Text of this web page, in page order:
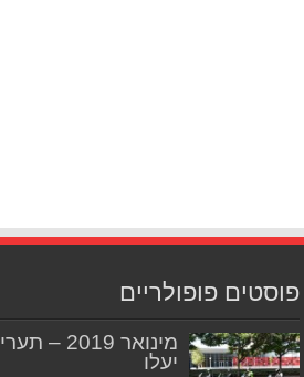
פוסטים פופולריים
מינואר
יעלו